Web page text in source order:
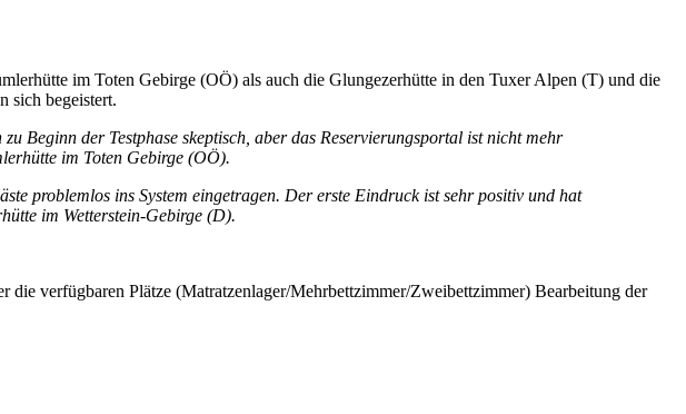
im Toten Gebirge (OÖ) als auch die Glungezerhütte in den Tuxer Alpen (T) und die
sich begeistert.
Beginn der Testphase skeptisch, aber das Reservierungsportal ist nicht mehr
im Toten Gebirge (OÖ).
problemlos ins System eingetragen. Der erste Eindruck ist sehr positiv und hat
im Wetterstein-Gebirge (D).
verfügbaren Plätze (Matratzenlager/Mehrbettzimmer/Zweibettzimmer) Bearbeitung der